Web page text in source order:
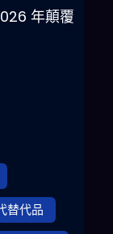
年顛覆
替代品